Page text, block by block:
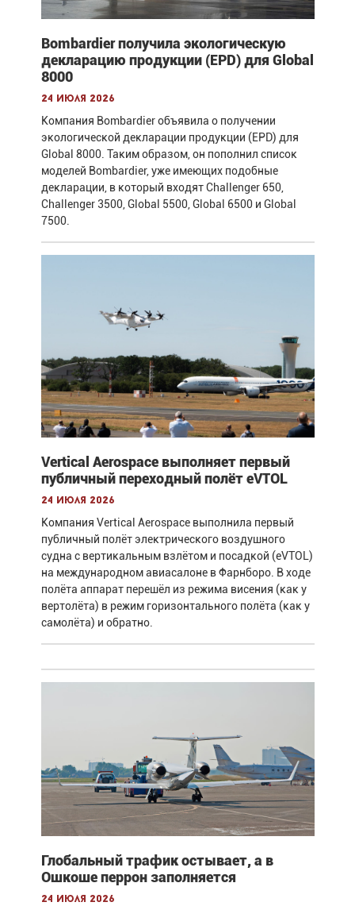
Bombardier получила экологическую
декларацию продукции (EPD) для Global
8000
24 июля 2026
Компания Bombardier объявила о получении
экологической декларации продукции (EPD) для
Global 8000. Таким образом, он пополнил список
моделей Bombardier, уже имеющих подобные
декларации, в который входят Challenger 650,
Challenger 3500, Global 5500, Global 6500 и Global
7500.
Vertical Aerospace выполняет первый
публичный переходный полёт eVTOL
24 июля 2026
Компания Vertical Aerospace выполнила первый
публичный полёт электрического воздушного
судна с вертикальным взлётом и посадкой (eVTOL)
на международном авиасалоне в Фарнборо. В ходе
полёта аппарат перешёл из режима висения (как у
вертолёта) в режим горизонтального полёта (как у
самолёта) и обратно.
Глобальный трафик остывает, а в
Ошкоше перрон заполняется
24 июля 2026